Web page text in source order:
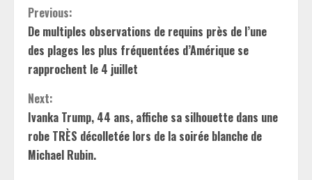
C
o
n
t
i
n
Previous:
De multiples observations de requins près de l’une
des plages les plus fréquentées d’Amérique se
rapprochent le 4 juillet
Next:
Ivanka Trump, 44 ans, affiche sa silhouette dans une
robe TRÈS décolletée lors de la soirée blanche de
Michael Rubin.